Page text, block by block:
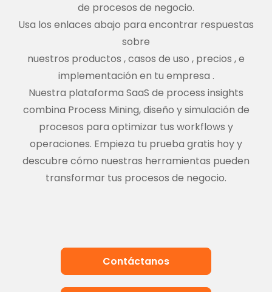
de procesos de negocio.
Usa los enlaces abajo para encontrar respuestas
sobre
nuestros productos ,casos de uso , precios ,e
implementación en tu empresa .
Nuestra plataforma SaaS de process insights
combina Process Mining, diseño y simulación de
procesos para optimizar tus workflows y
operaciones. Empieza tu prueba gratis hoy y
descubre cómo nuestras herramientas pueden
transformar tus procesos de negocio.
Contáctanos